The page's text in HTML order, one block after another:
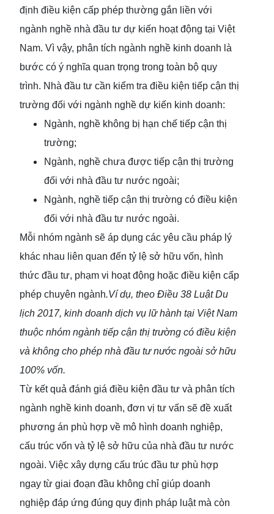
định điều kiện cấp phép thường gắn liền với
ngành nghề nhà đầu tư dự kiến hoạt động tại Việt
Nam. Vì vậy, phân tích ngành nghề kinh doanh là
bước có ý nghĩa quan trọng trong toàn bộ quy
trình. Nhà đầu tư cần kiểm tra điều kiện tiếp cận thị
trường đối với ngành nghề dự kiến kinh doanh:
Ngành, nghề không bị hạn chế tiếp cận thị
trường;
Ngành, nghề chưa được tiếp cận thị trường
đối với nhà đầu tư nước ngoài;
Ngành, nghề tiếp cận thị trường có điều kiện
đối với nhà đầu tư nước ngoài.
Mỗi nhóm ngành sẽ áp dụng các yêu cầu pháp lý
khác nhau liên quan đến tỷ lệ sở hữu vốn, hình
thức đầu tư, phạm vi hoạt động hoặc điều kiện cấp
phép chuyên ngành.Ví dụ, theo Điều 38 Luật Du
lịch 2017, kinh doanh dịch vụ lữ hành tại Việt Nam
thuộc nhóm ngành tiếp cận thị trường có điều kiện
và không cho phép nhà đầu tư nước ngoài sở hữu
100% vốn.
Từ kết quả đánh giá điều kiện đầu tư và phân tích
ngành nghề kinh doanh, đơn vị tư vấn sẽ đề xuất
phương án phù hợp về mô hình doanh nghiệp,
cấu trúc vốn và tỷ lệ sở hữu của nhà đầu tư nước
ngoài. Việc xây dựng cấu trúc đầu tư phù hợp
ngay từ giai đoạn đầu không chỉ giúp doanh
nghiệp đáp ứng đúng quy định pháp luật mà còn